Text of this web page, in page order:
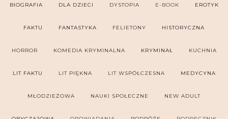
BIOGRAFIA DLA DZIECI DYSTOPIA E-BOOK EROTYK
FAKTU FANTASTYKA FELIETONY HISTORYCZNA
HORROR KOMEDIA KRYMINALNA KRYMINAŁ KUCHNIA
LIT FAKTU LIT PIĘKNA LIT WSPÓŁCZESNA MEDYCYNA
MŁODZIEŻOWA NAUKI SPOŁECZNE NEW ADULT